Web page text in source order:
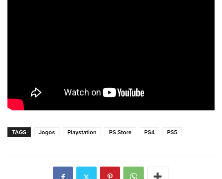
TAGS Jogos Playstation PS Store PS4 PS5